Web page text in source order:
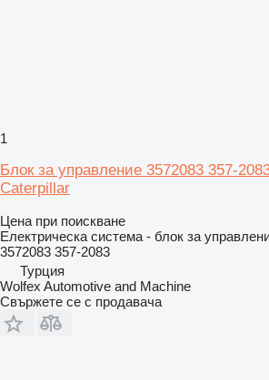
1
Блок за управление 3572083 357-
Caterpillar
Цена при поискване
Електрическа система - блок за
3572083 357-2083
Турция
Wolfex Automotive and Machine
Свържете се с продавача